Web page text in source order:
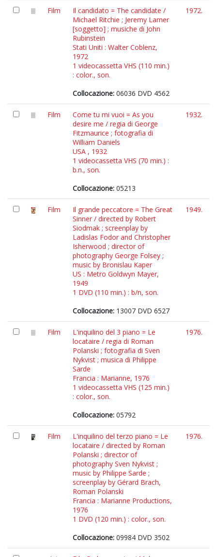
Film
Il candidato = The candidate /
Michael Ritchie ; Jeremy Larner
[soggetto] ; musiche di John
Rubinstein
Stati Uniti : Walter Coblenz,
1972
1 videocassetta VHS (110 min.)
: color., son.
Collocazione: 06036 DVD 4562
1972.
Film
Come tu mi vuoi = As you
desire me / regia di George
Fitzmaurice ; fotografia di
William Daniels
USA , 1932
1 videocassetta VHS (70 min.) :
b.n., son.
Collocazione: 05213
1932.
Film
Il grande peccatore = The Great
Sinner / directed by Robert
Siodmak ; screenplay by
Ladislas Fodor and Christopher
Isherwood ; director of
photography George Folsey ;
music by Bronislau Kaper
US : Metro Goldwyn Mayer,
1949
1 DVD (110 min.) : b/n, son.
Collocazione: 13007 DVD 6527
1949.
Film
L'inquilino del 3 piano = Le
locataire / regia di Roman
Polanski ; fotografia di Sven
Nykvist ; musica di Philippe
Sarde
Francia : Marianne, 1976
1 videocassetta VHS (125 min.)
: color., son.
Collocazione: 05792
1976.
Film
L'inquilino del terzo piano = Le
locataire / directed by Roman
Polanski ; director of
photography Sven Nykvist ;
music by Philippe Sarde ;
screenplay by Gérard Brach,
Roman Polanski
Francia : Marianne Productions,
1976
1 DVD (120 min.) : color., son.
Collocazione: 09984 DVD 3502
1976.